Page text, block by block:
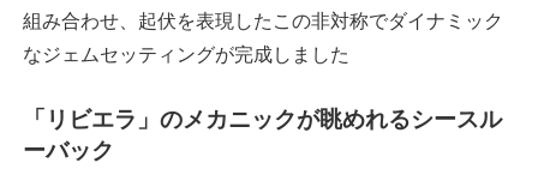
組み合わせ、起伏を表現したこの非対称でダイナミック
なジェムセッティングが完成しました
「リビエラ」のメカニックが眺めれるシースル
ーバック